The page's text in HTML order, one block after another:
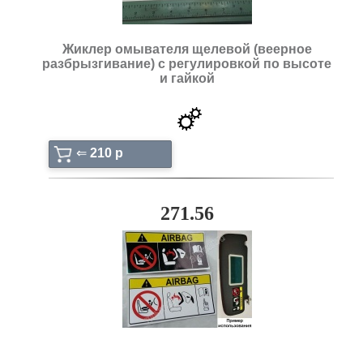
Жиклер омывателя щелевой (веерное
разбрызгивание) с регулировкой по высоте
и гайкой
⇐ 210 p
271.56